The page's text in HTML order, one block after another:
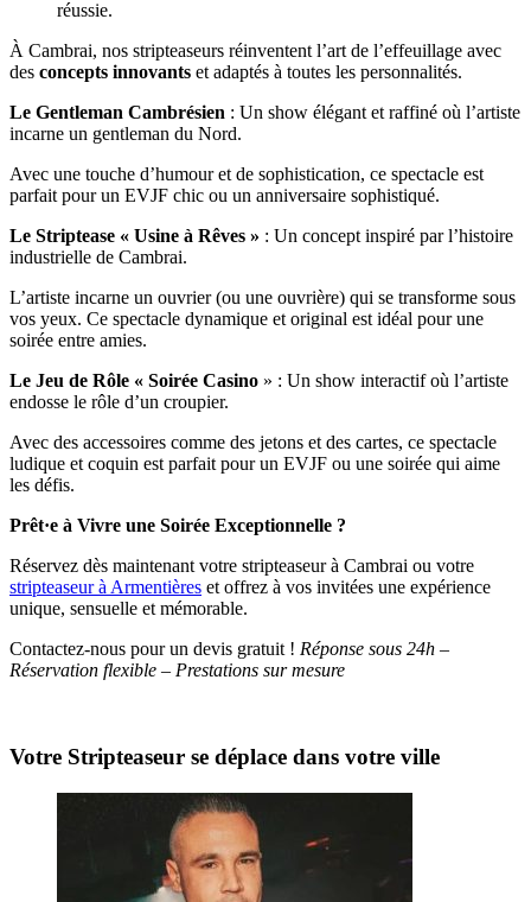
réussie.
À Cambrai, nos stripteaseurs réinventent l’art de l’effeuillage avec
des concepts innovants et adaptés à toutes les personnalités.
Le Gentleman Cambrésien : Un show élégant et raffiné où l’artiste
incarne un gentleman du Nord.
Avec une touche d’humour et de sophistication, ce spectacle est
parfait pour un EVJF chic ou un anniversaire sophistiqué.
Le Striptease « Usine à Rêves » : Un concept inspiré par l’histoire
industrielle de Cambrai.
L’artiste incarne un ouvrier (ou une ouvrière) qui se transforme sous
vos yeux. Ce spectacle dynamique et original est idéal pour une
soirée entre amies.
Le Jeu de Rôle « Soirée Casino » : Un show interactif où l’artiste
endosse le rôle d’un croupier.
Avec des accessoires comme des jetons et des cartes, ce spectacle
ludique et coquin est parfait pour un EVJF ou une soirée qui aime
les défis.
Prêt·e à Vivre une Soirée Exceptionnelle ?
Réservez dès maintenant votre stripteaseur à Cambrai ou votre
stripteaseur à Armentières et offrez à vos invitées une expérience
unique, sensuelle et mémorable.
Contactez-nous pour un devis gratuit ! Réponse sous 24h –
Réservation flexible – Prestations sur mesure
Votre Stripteaseur se déplace dans votre ville